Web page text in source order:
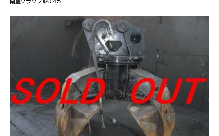
南星グラップル0.45